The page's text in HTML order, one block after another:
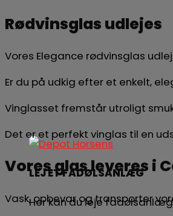
LEJ ET FADØLSANLÆG
Her kan du leje
Rødvinsglas udlejes
Vores Elegance rødvinsglas
Er du på udkig efter et enkelt,
Vinglasset fremstår utroligt
Det er et perfekt vinglas til en
Vores glas leveres i
Vask, opbevar og transporter